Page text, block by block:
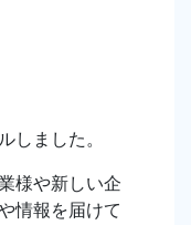
しました。
様や新しい企
情報を届けて